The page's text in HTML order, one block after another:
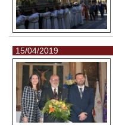
15/04/2019